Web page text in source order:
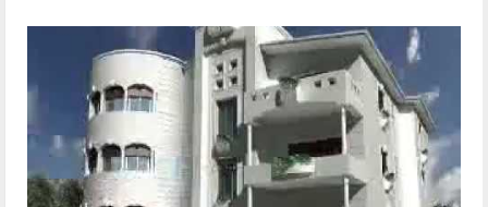
للايجار
اليومي
في
الساحل
الشمالي:
اختيار
مثالي
لإقامة
مريحة
وممتعة